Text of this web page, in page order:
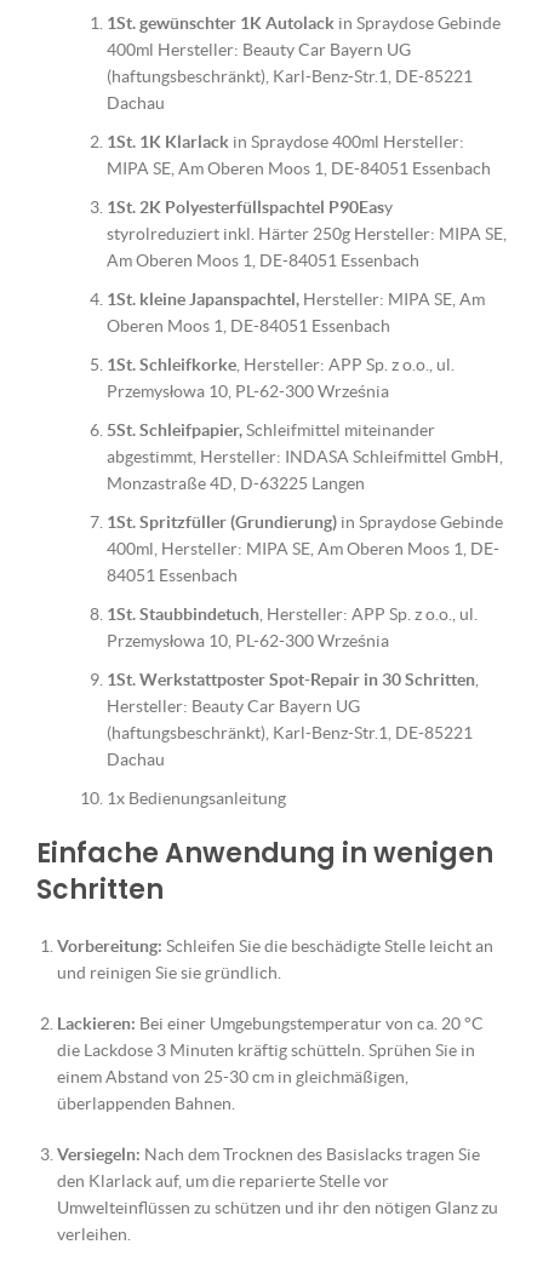
1St. gewünschter 1K Autolack in Spraydose Gebinde
400ml Hersteller: Beauty Car Bayern UG
(haftungsbeschränkt), Karl-Benz-Str.1, DE-85221
Dachau
1St. 1K Klarlack in Spraydose 400ml Hersteller:
MIPA SE, Am Oberen Moos 1, DE-84051 Essenbach
1St. 2K Polyesterfüllspachtel P90Easy
styrolreduziert inkl. Härter 250g Hersteller: MIPA SE,
Am Oberen Moos 1, DE-84051 Essenbach
1St. kleine Japanspachtel, Hersteller: MIPA SE, Am
Oberen Moos 1, DE-84051 Essenbach
1St. Schleifkorke , Hersteller: APP Sp. z o.o., ul.
Przemysłowa 10, PL-62-300 Września
5St. Schleifpapier,Schleifmittel miteinander
abgestimmt, Hersteller: INDASA Schleifmittel GmbH,
Monzastraße 4D, D-63225 Langen
1St. Spritzfüller (Grundierung) in Spraydose Gebinde
400ml, Hersteller: MIPA SE, Am Oberen Moos 1, DE-
84051 Essenbach
1St. Staubbindetuch , Hersteller: APP Sp. z o.o., ul.
Przemysłowa 10, PL-62-300 Września
1St. Werkstattposter Spot-Repair in 30 Schritten
Hersteller: Beauty Car Bayern UG
(haftungsbeschränkt), Karl-Benz-Str.1, DE-85221
Dachau
1x Bedienungsanleitung
Einfache Anwendung in wenigen
Schritten
Vorbereitung: Schleifen Sie die beschädigte Stelle leicht an
und reinigen Sie sie gründlich.
Lackieren: Bei einer Umgebungstemperatur von ca. 20 °C
die Lackdose 3 Minuten kräftig schütteln. Sprühen Sie in
einem Abstand von 25-30 cm in gleichmäßigen,
überlappenden Bahnen.
Versiegeln: Nach dem Trocknen des Basislacks tragen Sie
den Klarlack auf, um die reparierte Stelle vor
Umwelteinflüssen zu schützen und ihr den nötigen Glanz zu
verleihen.